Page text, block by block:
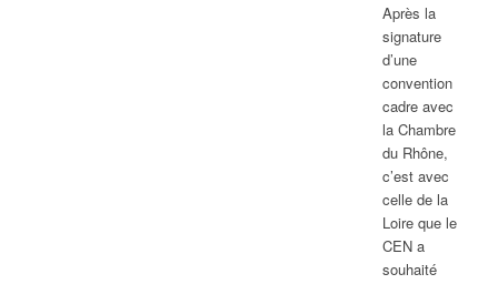
Après la
signature
d’une
convention
cadre avec
la Chambre
du Rhône,
c’est avec
celle de la
Loire que le
CEN a
souhaité